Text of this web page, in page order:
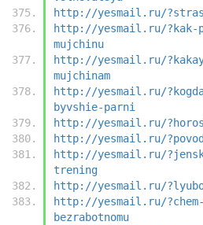
http://yesmail.ru/
http://yesmail.ru/?kak-
mujchinu
http://yesmail.ru/
mujchinam
http://yesmail.ru/
byvshie-parni
http://yesmail.ru/
http://yesmail.ru/
http://yesmail.ru/
trening
http://yesmail.ru/
http://yesmail.ru/
bezrabotnomu